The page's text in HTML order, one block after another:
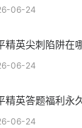
06-24
精英尖刺陷阱在
06-24
精英答题福利永
06-24